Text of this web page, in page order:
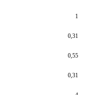
1
0,31
0,55
0,31